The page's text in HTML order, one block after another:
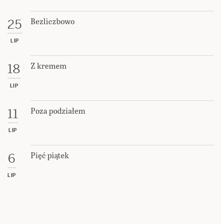
25
LIP
Bezliczbowo
18
LIP
Z kremem
11
LIP
Poza podziałem
6
LIP
Pięć piątek